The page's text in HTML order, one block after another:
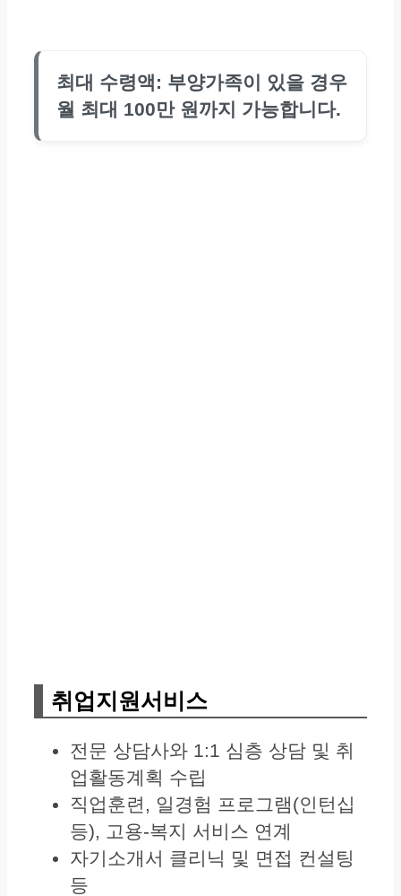
최대 수령액: 부양가족이 있을 경우
월 최대 100만 원까지 가능합니다.
취업지원서비스
전문 상담사와 1:1 심층 상담 및 취
업활동계획 수립
직업훈련, 일경험 프로그램(인턴십
등), 고용-복지 서비스 연계
자기소개서 클리닉 및 면접 컨설팅
등